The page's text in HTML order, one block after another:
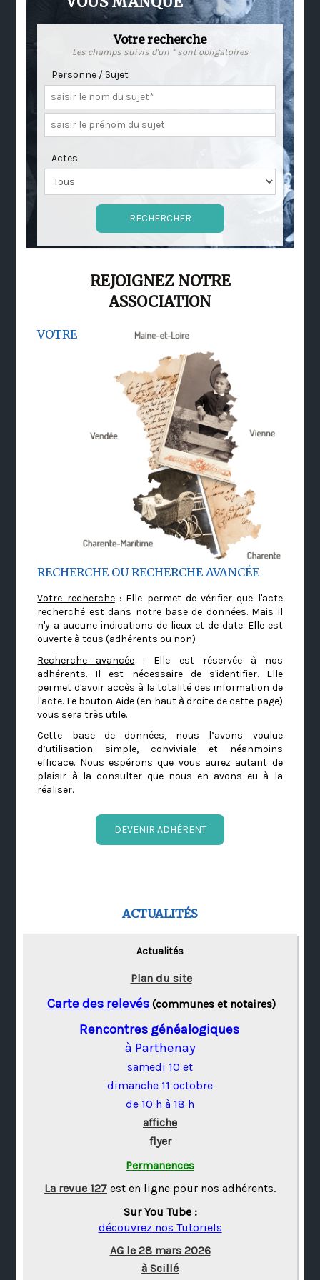
Votre recherche
Les champs suivis d'un * sont obligatoires
Personne / Sujet
Actes
REJOIGNEZ NOTRE
ASSOCIATION
VOTRE
RECHERCHE OU RECHERCHE AVANCÉE
Votre recherche: Elle permet de vérifier que l'acte
recherché est dans notre base de données. Mais il
n'y a aucune indications de lieux et de date. Elle est
ouverte à tous (adhérents ou non)
Recherche avancée : Elle est réservée à nos
adhérents. Il est nécessaire de s'identifier. Elle
permet d'avoir accès à la totalité des information de
l'acte. Le bouton Aide (en haut à droite de cette page)
vous sera très utile.
Cette base de données, nous l’avons voulue
d’utilisation simple, conviviale et néanmoins
efficace. Nous espérons que vous aurez autant de
plaisir à la consulter que nous en avons eu à la
réaliser.
DEVENIR ADHÉRENT
ACTUALITÉS
Actualités
Plan du site
Carte des relevés(communes et notaires)
Rencontres généalogiques
à Parthenay
samedi 10 et
dimanche 11 octobre
de 10 h à 18 h
affiche
flyer
Permanences
La revue 127 est en ligne pour nos adhérents.
Sur You Tube :
découvrez nos Tutoriels
AG le 28 mars 2026
à Scillé